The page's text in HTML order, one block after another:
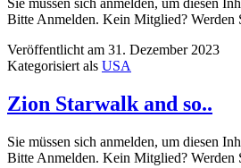
Sie müssen sich anmelden, um diesen
Bitte Anmelden. Kein Mitglied? Werden
Veröffentlicht am 31. Dezember 2023
Kategorisiert als USA
Zion Starwalk and so..
Sie müssen sich anmelden, um diesen
Bitte Anmelden. Kein Mitglied? Werden